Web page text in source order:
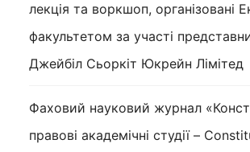
лекція та воркшоп, організовані
факультетом за участі
Джейбіл Сьоркіт Юкрейн Лімітед
Фаховий науковий журнал
правові академічні студії –